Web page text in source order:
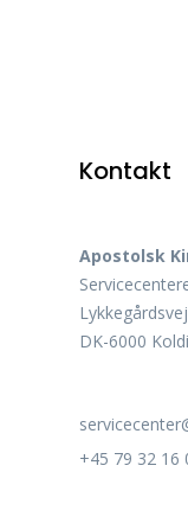
Kontakt
Apostolsk
DK-6000
+45 79 32 16